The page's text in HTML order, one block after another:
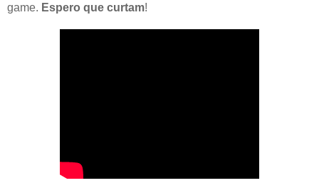
game. Espero que curtam!